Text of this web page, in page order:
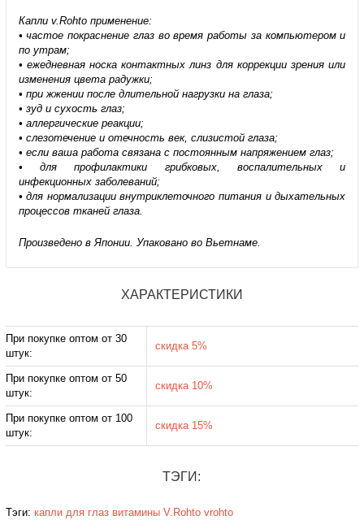
Капли v.Rohto применение:
• частое покраснение глаз во время работы за компьютером и
по утрам;
• ежедневная носка контактных линз для коррекции зрения или
изменения цвета радужки;
• при жжении после длительной нагрузки на глаза;
• зуд и сухость глаз;
• аллергические реакции;
• слезотечение и отечность век, слизистой глаза;
• если ваша работа связана с постоянным напряжением глаз;
• для профилактики грибковых, воспалительных и
инфекционных заболеваний;
• для нормализации внутриклеточного питания и дыхательных
процессов тканей глаза.
Произведено в Японии. Упаковано во Вьетнаме.
ХАРАКТЕРИСТИКИ
При покупке оптом от 30
штук:
скидка 5%
При покупке оптом от 50
штук:
скидка 10%
При покупке оптом от 100
штук:
скидка 15%
ТЭГИ:
Тэги: капли для глаз витамины V.Rohto vrohto